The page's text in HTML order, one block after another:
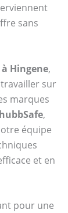
sans
Hingene,
sur
marques
,
équipe
et en
pour une